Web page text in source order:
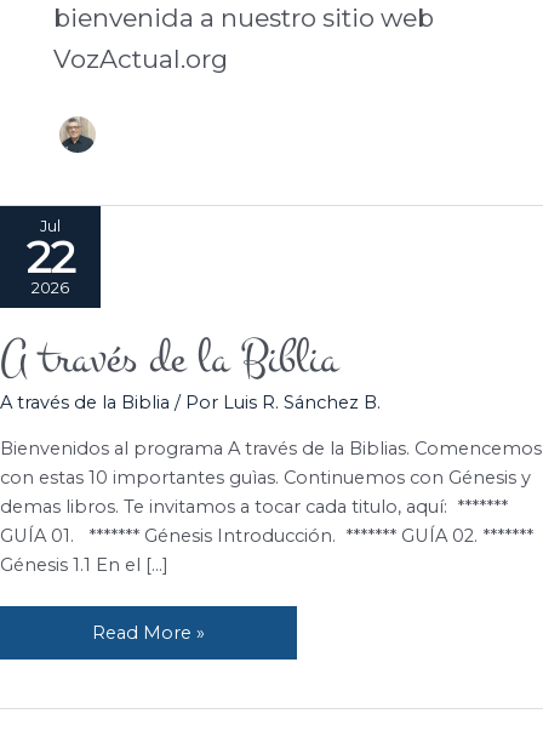
bienvenida a nuestro sitio web
VozActual.org
Jul
22
2026
A través de la Biblia
A través de la Biblia / Por Luis R. Sánchez B.
Bienvenidos al programa A través de la Biblias. Comencemos
con estas 10 importantes guìas. Continuemos con Génesis y
demas libros. Te invitamos a tocar cada titulo, aquí: *******
GUÍA 01. ******* Génesis Introducción. ******* GUÍA 02. *******
Génesis 1.1 En el […]
A
través
de
Biblia
Read More »